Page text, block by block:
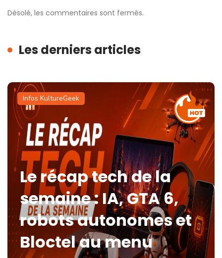
Désolé, les commentaires sont fermés.
Les derniers articles
Infos KultureGeek
Le récap tech de la
semaine : IA, GTA 6,
robots autonomes et
Bloctel au menu